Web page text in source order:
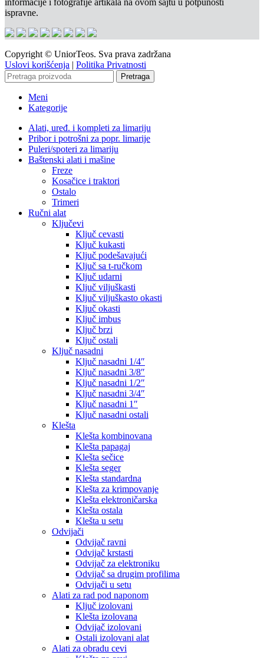
informacije i fotografije artikala na ovom sajtu u potpunosti
ispravne.
Copyright © UniorTeos. Sva prava zadržana
Uslovi korišćenja | Politika Privatnosti
Pretraga
Meni
Kategorije
Alati, uređ. i kompleti za limariju
Pribor i potrošni za popr. limarije
Puleri/spoteri za limariju
Baštenski alati i mašine
Freze
Kosačice i traktori
Ostalo
Trimeri
Ručni alat
Ključevi
Ključ cevasti
Ključ kukasti
Ključ podešavajući
Ključ sa t-ručkom
Ključ udarni
Ključ viljuškasti
Ključ viljuškasto okasti
Ključ okasti
Ključ imbus
Ključ brzi
Ključ ostali
Ključ nasadni
Ključ nasadni 1/4″
Ključ nasadni 3/8″
Ključ nasadni 1/2″
Ključ nasadni 3/4″
Ključ nasadni 1″
Ključ nasadni ostali
Klešta
Klešta kombinovana
Klešta papagaj
Klešta sečice
Klešta seger
Klešta standardna
Klešta za krimpovanje
Klešta elektroničarska
Klešta ostala
Klešta u setu
Odvijači
Odvijač ravni
Odvijač krstasti
Odvijač za elektroniku
Odvijač sa drugim profilima
Odvijači u setu
Alati za rad pod naponom
Ključ izolovani
Klešta izolovana
Odvijač izolovani
Ostali izolovani alat
Alati za obradu cevi